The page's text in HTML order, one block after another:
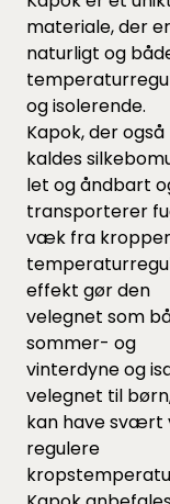
materiale, der
naturligt og
og isolerende.
Kapok, der også
kaldes
let og åndbart
transporterer
væk fra
effekt gør den
velegnet som
sommer- og
vinterdyne og
velegnet til
kan have svært
regulere